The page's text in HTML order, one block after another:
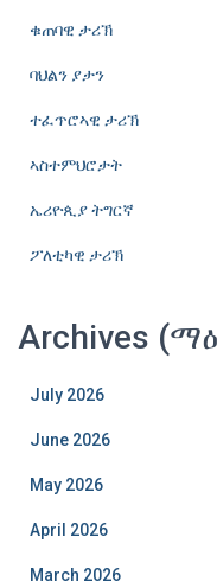
ቁጠባዊ ታሪኽ
ባህልን ያታን
ተፈጥሮኣዊ ታሪኽ
ኣስተምህሮታት
ኤሪዮጲያ ትግርኛ
ፖለቲካዊ ታሪኽ
Archives
July 2026
June 2026
May 2026
April 2026
March 2026